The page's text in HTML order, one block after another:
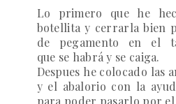
Lo primero que he
botellita y cerrarla bien
de pegamento en el
que se habrá y se caiga.
Despues he colocado las
y el abalorio con la